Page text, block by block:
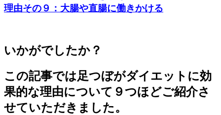
理由その９：大腸や直腸に働きかける
いかがでしたか？
この記事では足つぼがダイエットに効
果的な理由について９つほどご紹介さ
せていただきました。